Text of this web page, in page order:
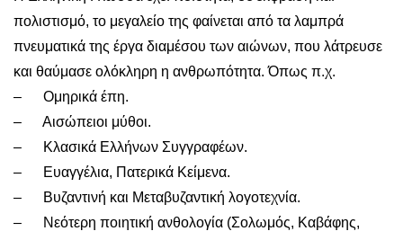
πολιστισμό, το μεγαλείο της φαίνεται από τα λαμπρά
πνευματικά της έργα διαμέσου των αιώνων, που λάτρευσε
και θαύμασε ολόκληρη η ανθρωπότητα. Όπως π.χ.
– Ομηρικά έπη.
– Αισώπειοι μύθοι.
– Κλασικά Ελλήνων Συγγραφέων.
– Ευαγγέλια, Πατερικά Κείμενα.
– Βυζαντινή και Μεταβυζαντική λογοτεχνία.
– Νεότερη ποιητική ανθολογία (Σολωμός, Καβάφης,